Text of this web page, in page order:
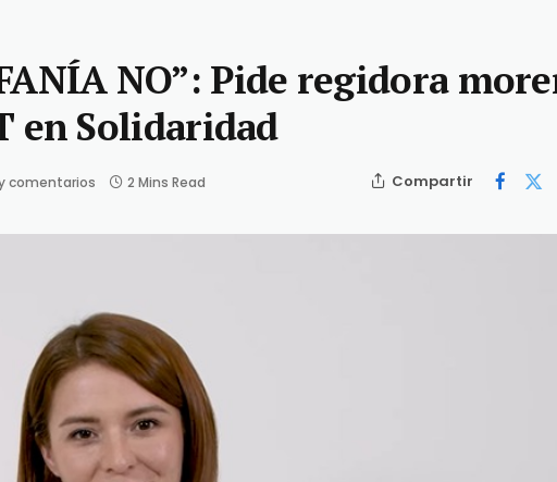
NO”: Pide regidora
en Solidaridad
comentarios 2 Mins Read Compartir